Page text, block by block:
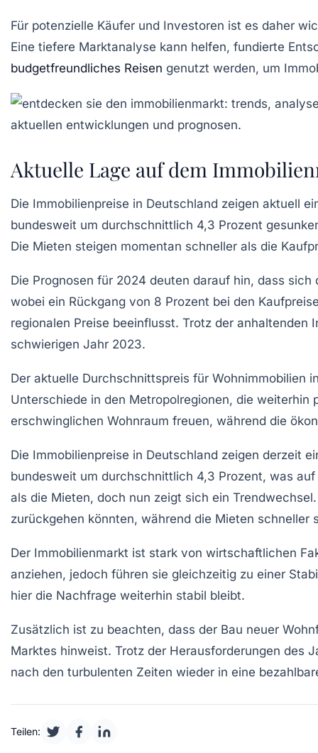
Für potenzielle Käufer und Investoren ist es daher
Eine tiefere Marktanalyse kann helfen, fundierte
budgetfreundliches Reisen genutzt werden, um
Aktuelle Lage auf dem
Die Immobilienpreise in Deutschland zeigen aktuell
bundesweit um durchschnittlich 4,3 Prozent
Die Mieten steigen momentan schneller als die
Die Prognosen für 2024 deuten darauf hin, dass sich
wobei ein Rückgang von 8 Prozent bei den
regionalen Preise beeinflusst. Trotz der anhaltenden
schwierigen Jahr 2023.
Der aktuelle Durchschnittspreis für Wohnimmobilien
Unterschiede in den Metropolregionen, die weiterhin
erschwinglichen Wohnraum freuen, während die
Die Immobilienpreise in Deutschland zeigen derzeit
bundesweit um durchschnittlich 4,3 Prozent, was
als die Mieten, doch nun zeigt sich ein
zurückgehen könnten, während die Mieten schneller
Der Immobilienmarkt ist stark von wirtschaftlichen
anziehen, jedoch führen sie gleichzeitig zu einer
hier die Nachfrage weiterhin stabil bleibt.
Zusätzlich ist zu beachten, dass der Bau neuer
Marktes hinweist. Trotz der Herausforderungen des
nach den turbulenten Zeiten wieder in eine
Teilen: